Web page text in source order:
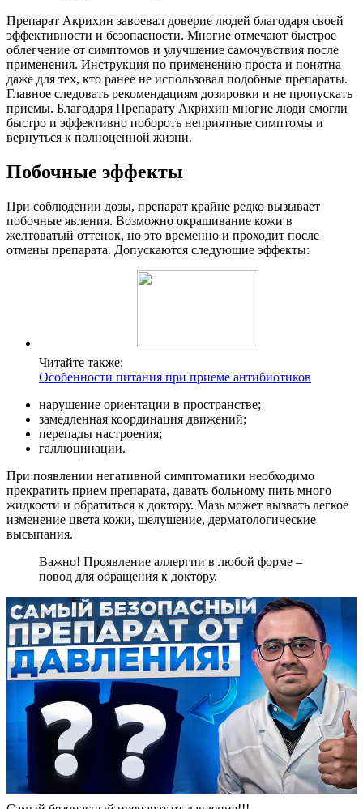
Препарат Акрихин завоевал доверие людей благодаря своей
эффективности и безопасности. Многие отмечают быстрое
облегчение от симптомов и улучшение самочувствия после
применения. Инструкция по применению проста и понятна
даже для тех, кто ранее не использовал подобные препараты.
Главное следовать рекомендациям дозировки и не пропускать
приемы. Благодаря Препарату Акрихин многие люди смогли
быстро и эффективно побороть неприятные симптомы и
вернуться к полноценной жизни.
Побочные эффекты
При соблюдении дозы, препарат крайне редко вызывает
побочные явления. Возможно окрашивание кожи в
желтоватый оттенок, но это временно и проходит после
отмены препарата. Допускаются следующие эффекты:
Читайте также:
Особенности питания при приеме антибиотиков
нарушение ориентации в пространстве;
замедленная координация движений;
перепады настроения;
галлюцинации.
При появлении негативной симптоматики необходимо
прекратить прием препарата, давать больному пить много
жидкости и обратиться к доктору. Мазь может вызвать легкое
изменение цвета кожи, шелушение, дерматологические
высыпания.
Важно! Проявление аллергии в любой форме –
повод для обращения к доктору.